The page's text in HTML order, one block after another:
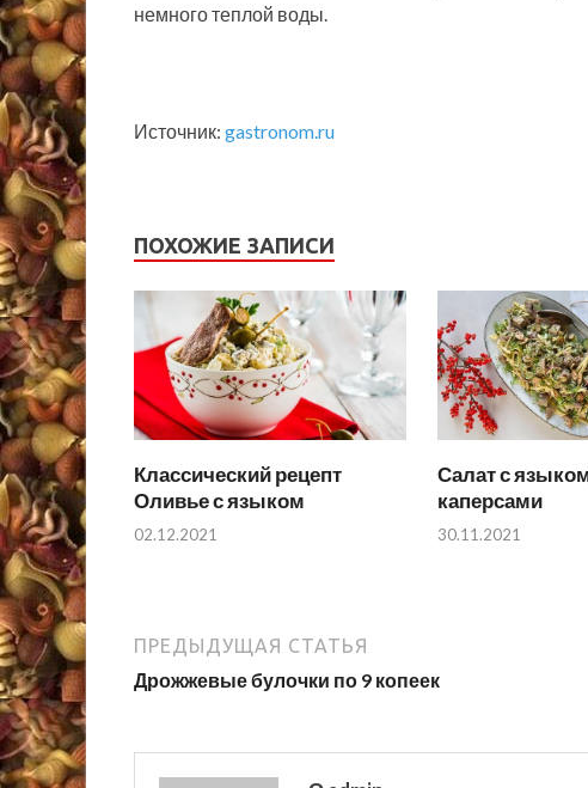
немного теплой воды.
Источник: gastronom.ru
ПОХОЖИЕ ЗАПИСИ
Классический рецепт
Оливье с языком
02.12.2021
Салат с
каперсами
30.11.2021
ПРЕДЫДУЩАЯ СТАТЬЯ
Дрожжевые булочки по 9 копеек